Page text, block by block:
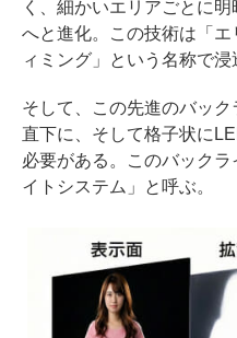
く、細かいエリアごとに
へと進化。この技術は「
ィミング」という名称で浸
そして、この先進のバッ
直下に、そして格子状に
必要がある。このバック
イトシステム」と呼ぶ。